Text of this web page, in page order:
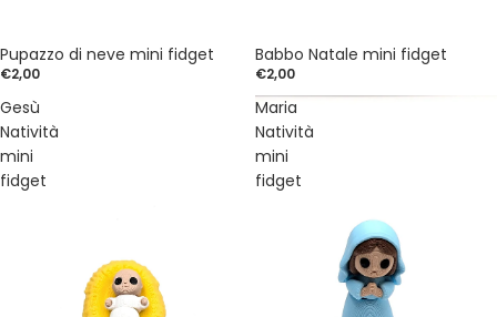
Pupazzo di neve mini fidget
€2,00
Esaurito
Babbo Natale mini fidget
€2,00
Gesù
Natività
mini
fidget
Maria
Natività
mini
fidget